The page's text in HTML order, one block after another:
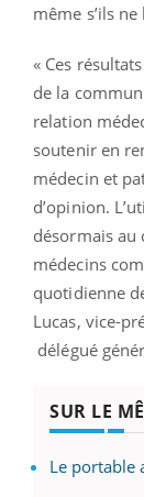
même s’ils
« Ces
de la
relation
soutenir en
médecin et
d’opinion.
désormais
médecins
quotidienne
Lucas, vice-
délégué
SUR LE
Le portable